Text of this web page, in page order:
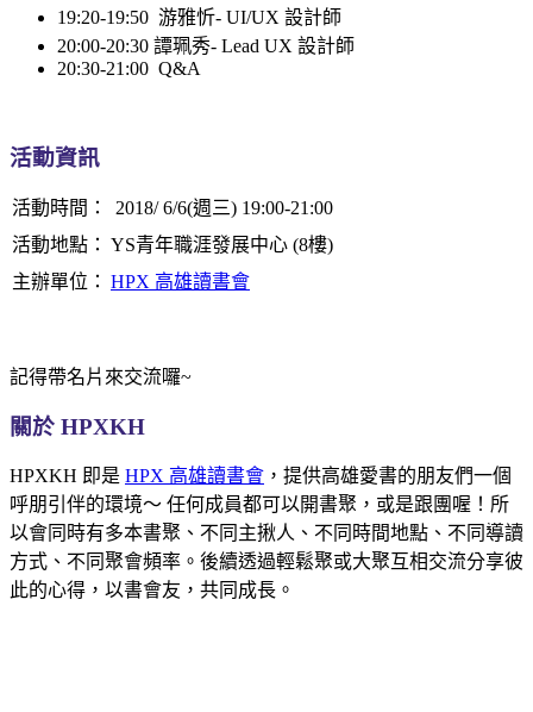
19:20-19:50 游雅忻- UI/UX 設計師
20:00-20:30 譚珮秀- Lead UX 設計師
20:30-21:00 Q&A
活動資訊
活動時間：
2018/ 6/6(週三) 19:00-21:00
活動地點： YS青年職涯發展中心 (8樓)
主辦單位： HPX 高雄讀書會
記得帶名片來交流囉~
關於 HPXKH
HPXKH 即是 HPX 高雄讀書會 ，提供高雄愛書的朋友們一個
呼朋引伴的環境～ 任何成員都可以開書聚，或是跟團喔！所
以會同時有多本書聚、不同主揪人、不同時間地點、不同導讀
方式、不同聚會頻率。後續透過輕鬆聚或大聚互相交流分享彼
此的心得，以書會友，共同成長。